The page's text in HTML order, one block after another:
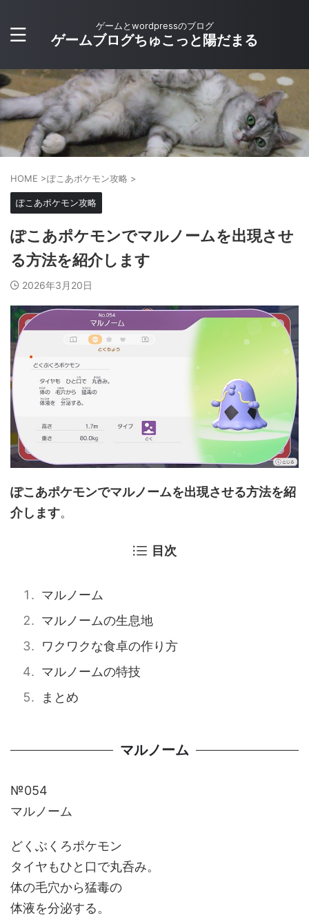
ゲームとwordpressのブログ
ゲームブログちゅこっと陽だまる
HOME >ぽこあポケモン攻略 >
ぽこあポケモン攻略
ぽこあポケモンでマルノームを出現させ
る方法を紹介します
2026年3月20日
ぽこあポケモンでマルノームを出現させる方法を紹
介します。
目次
マルノーム
マルノームの生息地
ワクワクな食卓の作り方
マルノームの特技
まとめ
マルノーム
№054
マルノーム
どくぶくろポケモン
タイヤもひと口で丸呑み。
体の毛穴から猛毒の
体液を分泌する。